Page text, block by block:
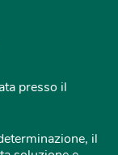
presso il
il